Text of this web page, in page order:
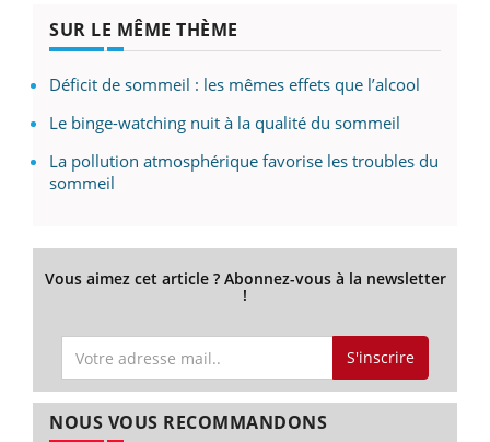
SUR LE MÊME THÈME
Déficit de sommeil : les mêmes effets que l’alcool
Le binge-watching nuit à la qualité du sommeil
La pollution atmosphérique favorise les troubles du
sommeil
Vous aimez cet article ? Abonnez-vous à la newsletter
!
S'inscrire
NOUS VOUS RECOMMANDONS